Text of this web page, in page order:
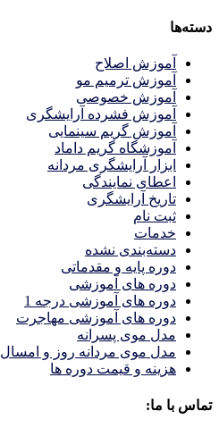
دسته‌ها
آموزش اصلاح
آموزش ترمیم مو
آموزش خصوصی
آموزش فشرده آرایشگری
آموزش گریم سینمایی
آموزشگاه گریم داماد
ابزار آرایشگری مردانه
اعطای نمایندگی
تاریخ آرایشگری
ثبت نام
خدمات
دسته‌بندی نشده
دوره پایه و مقدماتی
دوره های آموزشی
دوره های آموزشی درجه 1
دوره های آموزشی مهاجرت
مدل موی پسرانه
مدل موی مردانه روز و امسال
هزینه و قیمت دوره ها
تماس با ما: